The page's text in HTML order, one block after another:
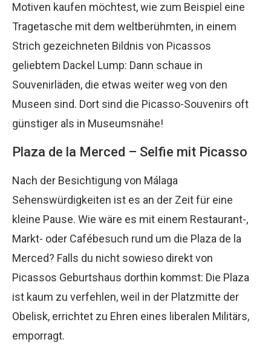
Motiven kaufen möchtest, wie zum Beispiel eine
Tragetasche mit dem weltberühmten, in einem
Strich gezeichneten Bildnis von Picassos
geliebtem Dackel Lump: Dann schaue in
Souvenirläden, die etwas weiter weg von den
Museen sind. Dort sind die Picasso-Souvenirs oft
günstiger als in Museumsnähe!
Plaza de la Merced – Selfie mit Picasso
Nach der Besichtigung von Málaga
Sehenswürdigkeiten ist es an der Zeit für eine
kleine Pause. Wie wäre es mit einem Restaurant-,
Markt- oder Cafébesuch rund um die Plaza de la
Merced? Falls du nicht sowieso direkt von
Picassos Geburtshaus dorthin kommst: Die Plaza
ist kaum zu verfehlen, weil in der Platzmitte der
Obelisk, errichtet zu Ehren eines liberalen Militärs,
emporragt.